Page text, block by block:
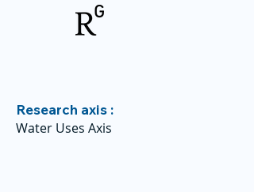
Research axis :
Water Uses Axis